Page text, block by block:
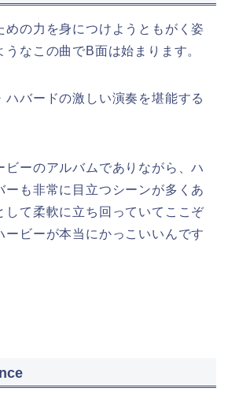
めの力を身につけようともがく姿
うなこの曲でB面は始まります。
ハバードの激しい演奏を堪能する
ビーのアルバムでありながら、ハ
ーも非常に目立つシーンが多くあ
して柔軟に立ち回っていてここぞ
ービーが本当にかっこいいんです